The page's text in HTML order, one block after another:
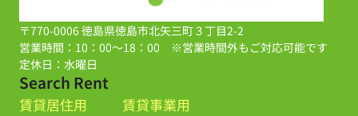
〒770-0006 徳島県徳島市北矢三町３丁目2-2
営業時間：10：00～18：00 ※営業時間外もご対応可能です
定休日：水曜日
Search Rent
賃貸居住用
賃貸事業用